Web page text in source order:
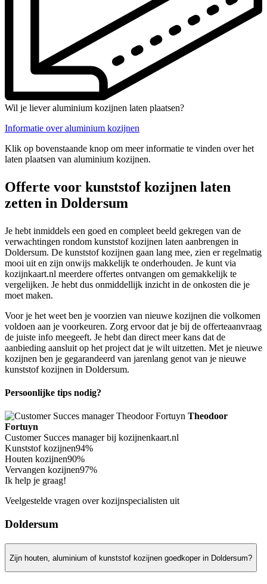
Wil je liever aluminium kozijnen laten plaatsen?
Informatie over aluminium kozijnen
Klik op bovenstaande knop om meer informatie te vinden over het
laten plaatsen van aluminium kozijnen.
Offerte voor kunststof kozijnen laten
zetten in Doldersum
Je hebt inmiddels een goed en compleet beeld gekregen van de
verwachtingen rondom kunststof kozijnen laten aanbrengen in
Doldersum. De kunststof kozijnen gaan lang mee, zien er regelmatig
mooi uit en zijn onwijs makkelijk te onderhouden. Je kunt via
kozijnkaart.nl meerdere offertes ontvangen om gemakkelijk te
vergelijken. Je hebt dus onmiddellijk inzicht in de onkosten die je
moet maken.
Voor je het weet ben je voorzien van nieuwe kozijnen die volkomen
voldoen aan je voorkeuren. Zorg ervoor dat je bij de offerteaanvraag
de juiste info meegeeft. Je hebt dan direct meer kans dat de
aanbieding aansluit op het project dat je wilt uitzetten. Met je nieuwe
kozijnen ben je gegarandeerd van jarenlang genot van je nieuwe
kunststof kozijnen in Doldersum.
Persoonlijke tips nodig?
Theodoor
Fortuyn
Customer Succes manager bij kozijnenkaart.nl
Kunststof kozijnen94%
Houten kozijnen90%
Vervangen kozijnen97%
Ik help je graag!
Veelgestelde vragen over kozijnspecialisten uit
Doldersum
Zijn houten, aluminium of kunststof kozijnen goedkoper in Doldersum?